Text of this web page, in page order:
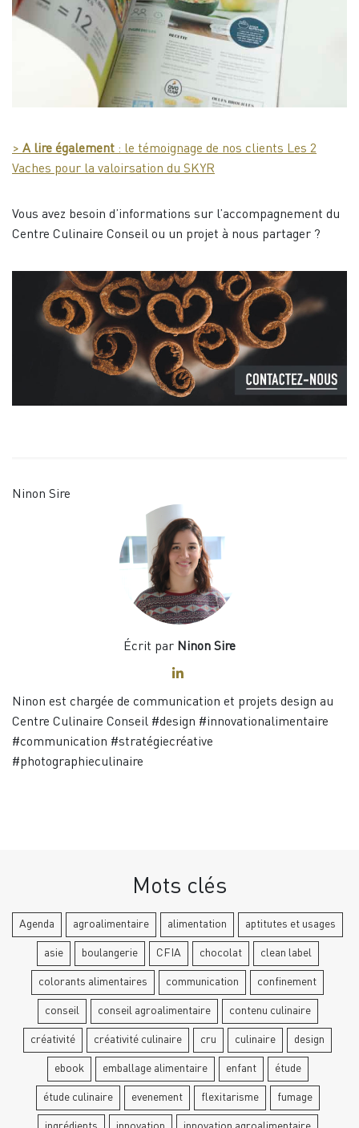
> A lire également : le témoignage de nos clients Les 2
Vaches pour la valoirsation du SKYR
Vous avez besoin d’informations sur l’accompagnement du
Centre Culinaire Conseil ou un projet à nous partager ?
Ninon Sire
Écrit par Ninon Sire
Ninon est chargée de communication et projets design au
Centre Culinaire Conseil #design #innovationalimentaire
#communication #stratégiecréative
#photographieculinaire
Mots clés
Agenda agroalimentaire alimentation aptitutes et usages
asie boulangerie CFIA chocolat clean label
colorants alimentaires communication confinement
conseil conseil agroalimentaire contenu culinaire
créativité créativité culinaire cru culinaire design
ebook emballage alimentaire enfant étude
étude culinaire evenement flexitarisme fumage